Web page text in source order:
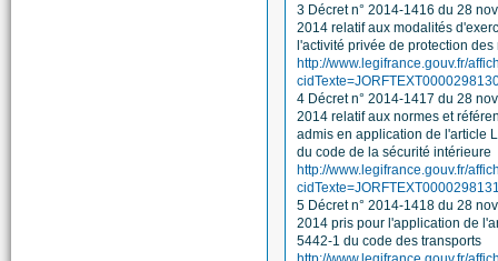
3 Décret n° 2014-1416 du 28
2014 relatif aux modalités
l'activité privée de protection des
http://www.legifrance.gouv.fr/
4 Décret n° 2014-1417 du 28
2014 relatif aux normes et
admis en application de l'article
du code de la sécurité intérieure
http://www.legifrance.gouv.fr/
5 Décret n° 2014-1418 du 28
2014 pris pour l'application de
5442-1 du code des transports